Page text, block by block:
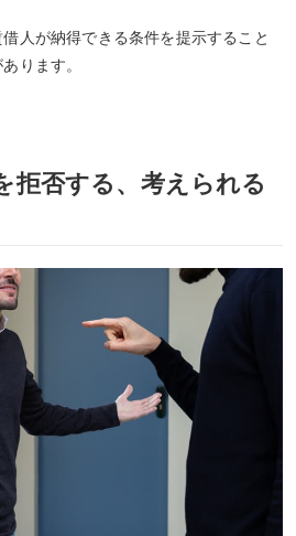
人が納得できる条件を提示すること
ります。
拒否する、考えられる